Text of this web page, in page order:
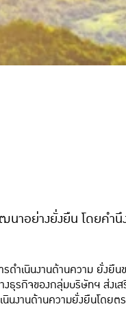
าอย่างยั่งยืน โดยคํา
าเนินงานด้านความ ยั่งยื
ธุรกิจของกลุ่มบริษัทฯ ส่ง
งานด้านความยั่งยืนโดย